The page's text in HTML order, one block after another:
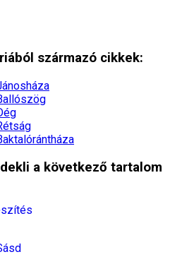
származó cikkek:
a következő tartalom